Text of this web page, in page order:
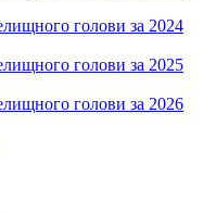
голови за 2024
голови за 2025
голови за 2026